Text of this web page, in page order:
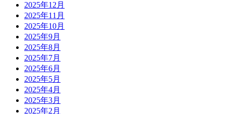
2025年12月
2025年11月
2025年10月
2025年9月
2025年8月
2025年7月
2025年6月
2025年5月
2025年4月
2025年3月
2025年2月